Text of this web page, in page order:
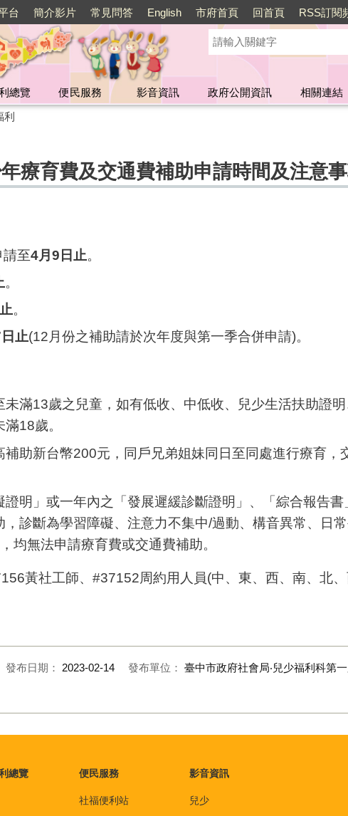
台 簡介影片 常見問答 English 市府首頁 回首頁 RSS訂閱
總覽 便民服務 影音資訊 政府公開資訊
相關連結
利
療育費及交通費補助申請時間及注意
至4月9日止。
。
。
止(12月份之補助請於次年度與第一季合併申請)。
滿13歲之兒童，如有低收、中低收、兒少生活扶助證
18歲。
助新台幣200元，同戶兄弟姐妹同日至同處進行療育，
明」或一年內之「發展遲緩診斷證明」、「綜合報告書
診斷為學習障礙、注意力不集中/過動、構音異常、日
均無法申請療育費或交通費補助。
黃社工師、 #37152周約用人員(中、東、西、南、北
發布日期： 2023-02-14 發布單位： 臺中市政府社會局‧兒少福利科第
總覽 便民服務
社福便利站
影音資訊
兒少